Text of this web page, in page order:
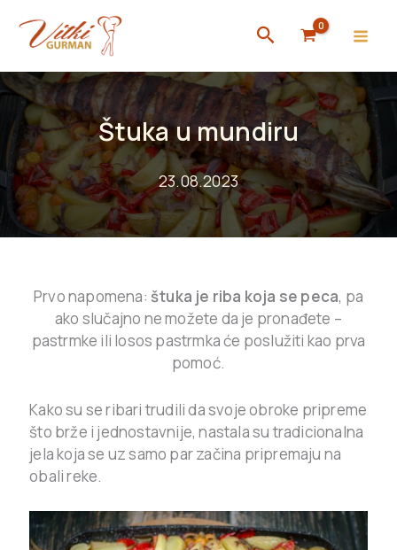
content
Search
Štuka u mundiru
23.08.2023
Prvo napomena: štuka je riba koja se peca, pa
ako slučajno ne možete da je pronađete –
pastrmke ili losos pastrmka će poslužiti kao prva
pomoć.
Kako su se ribari trudili da svoje obroke pripreme
što brže i jednostavnije, nastala su tradicionalna
jela koja se uz samo par začina pripremaju na
obali reke.